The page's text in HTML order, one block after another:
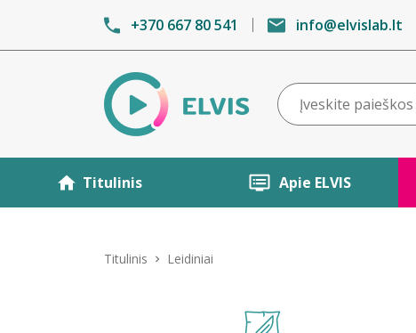
+370 667 80 541 info@elvislab.lt
Titulinis Apie ELVIS
Titulinis Leidiniai